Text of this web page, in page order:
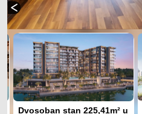
Dvosoban stan 225,41m² u